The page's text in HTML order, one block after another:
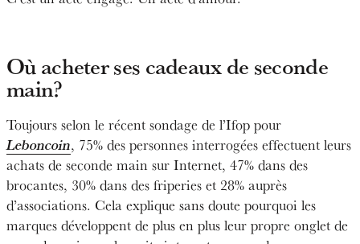
Où acheter ses cadeaux de seconde
main?
Toujours selon le récent sondage de l’Ifop pour
Leboncoin, 75% des personnes interrogées effectuent leurs
achats de seconde main sur Internet, 47% dans des
brocantes, 30% dans des friperies et 28% auprès
d’associations. Cela explique sans doute pourquoi les
marques développent de plus en plus leur propre onglet de